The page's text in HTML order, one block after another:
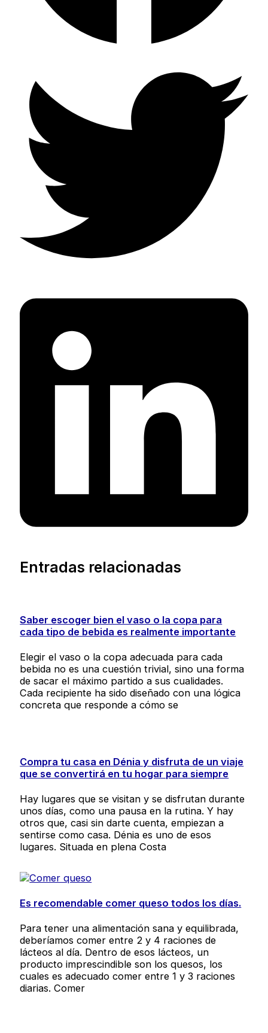
Entradas relacionadas
Saber escoger bien el vaso o la copa para
cada tipo de bebida es realmente importante
Elegir el vaso o la copa adecuada para cada
bebida no es una cuestión trivial, sino una forma
de sacar el máximo partido a sus cualidades.
Cada recipiente ha sido diseñado con una lógica
concreta que responde a cómo se
Compra tu casa en Dénia y disfruta de un viaje
que se convertirá en tu hogar para siempre
Hay lugares que se visitan y se disfrutan durante
unos días, como una pausa en la rutina. Y hay
otros que, casi sin darte cuenta, empiezan a
sentirse como casa. Dénia es uno de esos
lugares. Situada en plena Costa
Es recomendable comer queso todos los días.
Para tener una alimentación sana y equilibrada,
deberíamos comer entre 2 y 4 raciones de
lácteos al día. Dentro de esos lácteos, un
producto imprescindible son los quesos, los
cuales es adecuado comer entre 1 y 3 raciones
diarias. Comer